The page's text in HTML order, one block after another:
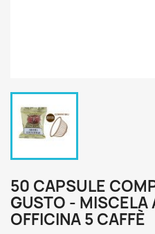
50 CAPSULE
GUSTO - MISCELA
OFFICINA 5 CAFFÈ